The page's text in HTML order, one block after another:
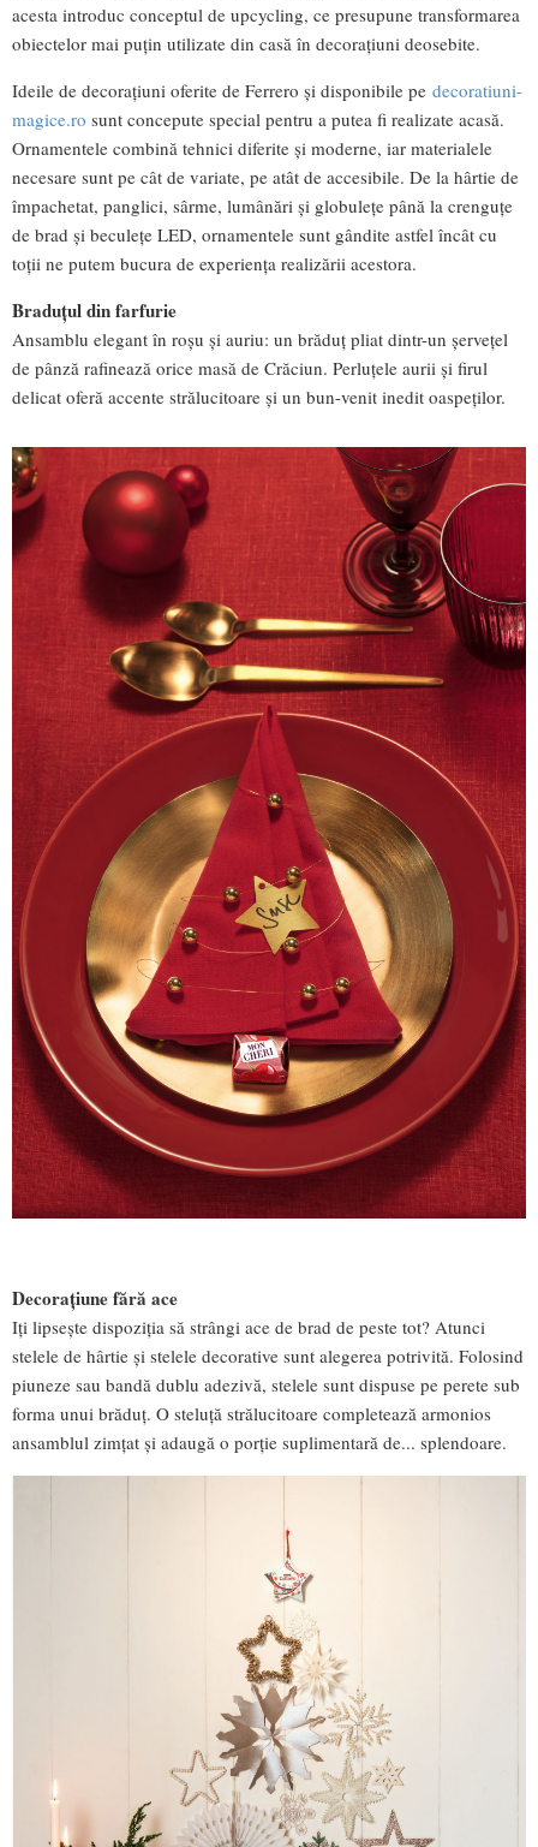
acesta introduc conceptul de upcycling, ce presupune transformarea
obiectelor mai puțin utilizate din casă în decorațiuni deosebite.
Ideile de decorațiuni oferite de Ferrero și disponibile pe decoratiuni-
magice.ro sunt concepute special pentru a putea fi realizate acasă.
Ornamentele combină tehnici diferite și moderne, iar materialele
necesare sunt pe cât de variate, pe atât de accesibile. De la hârtie de
împachetat, panglici, sârme, lumânări și globulețe până la crenguțe
de brad și beculețe LED, ornamentele sunt gândite astfel încât cu
toții ne putem bucura de experiența realizării acestora.
Braduțul din farfurie
Ansamblu elegant în roșu și auriu: un brăduț pliat dintr-un șervețel
de pânză rafinează orice masă de Crăciun. Perluțele aurii și firul
delicat oferă accente strălucitoare și un bun-venit inedit oaspeților.
Decorațiune fără ace
Iți lipsește dispoziția să strângi ace de brad de peste tot? Atunci
stelele de hârtie și stelele decorative sunt alegerea potrivită. Folosind
piuneze sau bandă dublu adezivă, stelele sunt dispuse pe perete sub
forma unui brăduț. O steluță strălucitoare completează armonios
ansamblul zimțat și adaugă o porție suplimentară de... splendoare.